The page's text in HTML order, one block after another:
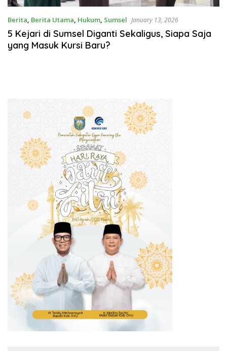
Berita, Berita Utama, Hukum, Sumsel January 13, 2026
5 Kejari di Sumsel Diganti Sekaligus, Siapa Saja
yang Masuk Kursi Baru?